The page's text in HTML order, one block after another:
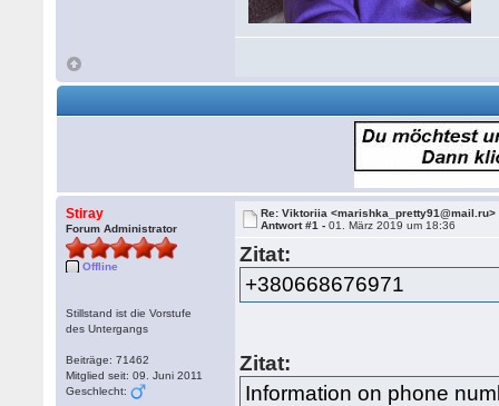
Stiray
Forum Administrator
Offline
Stillstand ist die Vorstufe
des Untergangs
Beiträge: 71462
Mitglied seit: 09. Juni 2011
Geschlecht:
Re: Viktoriia <marishka_pretty91@mail.ru>
Antwort #1 -01. März 2019 um 18:36
Zitat:
+380668676971
Zitat:
Information on phone